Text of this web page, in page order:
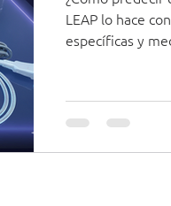
LEAP lo hace
específicas y
global
futuros que